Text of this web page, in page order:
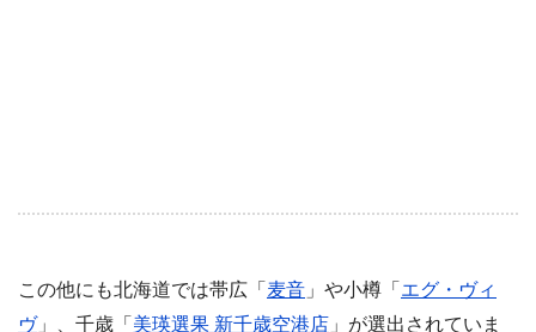
この他にも北海道では帯広「 麦音 」や小樽「 エグ・ヴィ
ヴ」、千歳「 美瑛選果 新千歳空港店 」が選出されていま